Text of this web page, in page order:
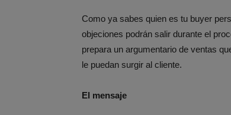
Como ya sabes quien es tu buyer
objeciones podrán salir durante el
prepara un argumentario de ventas
le puedan surgir al cliente.
El mensaje